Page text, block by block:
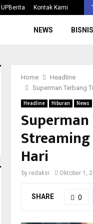
Kontak Kami
Lima Tersangka Korupsi
NEWS BISNIS
Home
Headline
Superman Terbang
Headline Hiburan News
Hari
by redaksi Oktober 1,
SHARE 0